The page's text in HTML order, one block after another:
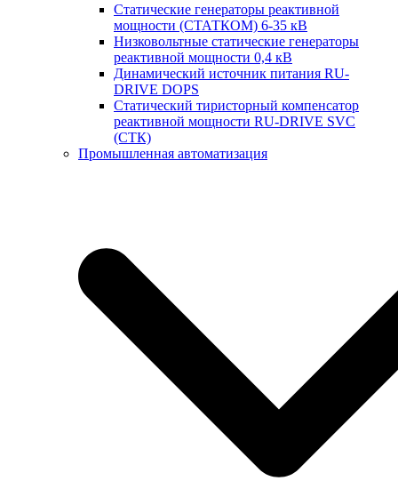
Статические генераторы реактивной
мощности (СТАТКОМ) 6-35 кВ
Низковольтные статические генераторы
реактивной мощности 0,4 кВ
Динамический источник питания RU-
DRIVE DOPS
Cтатический тиристорный компенсатор
реактивной мощности RU-DRIVE SVC
(СТК)
Промышленная автоматизация